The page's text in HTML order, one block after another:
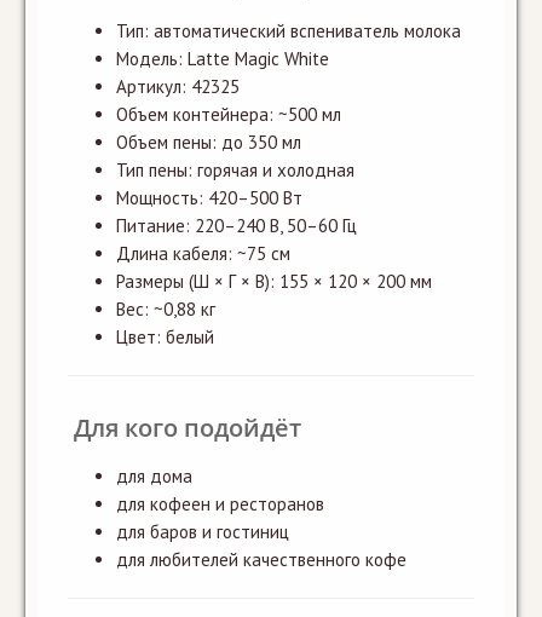
Тип: автоматический вспениватель молока
Модель: Latte Magic White
Артикул: 42325
Объем контейнера: ~500 мл
Объем пены: до 350 мл
Тип пены: горячая и холодная
Мощность: 420–500 Вт
Питание: 220–240 В, 50–60 Гц
Длина кабеля: ~75 см
Размеры (Ш × Г × В): 155 × 120 × 200 мм
Вес: ~0,88 кг
Цвет: белый
Для кого подойдёт
для дома
для кофеен и ресторанов
для баров и гостиниц
для любителей качественного кофе